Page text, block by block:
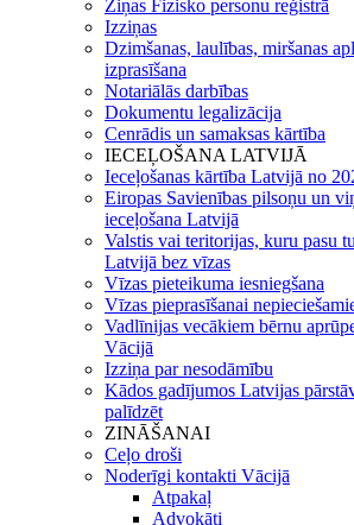
Ziņas Fizisko personu reģistrā
Izziņas
Dzimšanas, laulības, miršanas
izprasīšana
Notariālās darbības
Dokumentu legalizācija
Cenrādis un samaksas kārtība
IECEĻOŠANA LATVIJĀ
Ieceļošanas kārtība Latvijā no
Eiropas Savienības pilsoņu un
ieceļošana Latvijā
Valstis vai teritorijas, kuru pasu
Latvijā bez vīzas
Vīzas pieteikuma iesniegšana
Vīzas pieprasīšanai
Vadlīnijas vecākiem bērnu
Vācijā
Izziņa par nesodāmību
Kādos gadījumos Latvijas
palīdzēt
ZINĀŠANAI
Ceļo droši
Noderīgi kontakti Vācijā
Atpakaļ
Advokāti